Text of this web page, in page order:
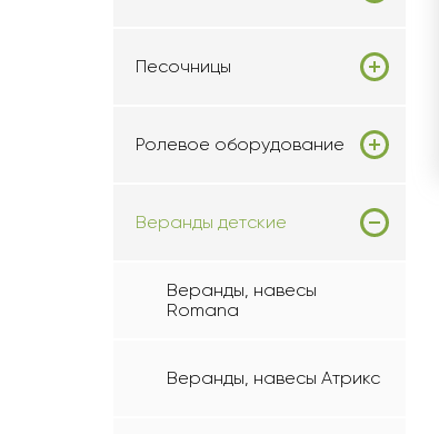
Песочницы
Ролевое оборудование
Веранды детские
Веранды, навесы
Romana
Веранды, навесы Атрикс